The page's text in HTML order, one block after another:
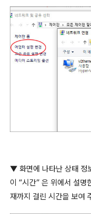
▼ 화면에 나타난 상태 정
이 “시간” 은 위에서 설명
재까지 걸린 시간을 보여